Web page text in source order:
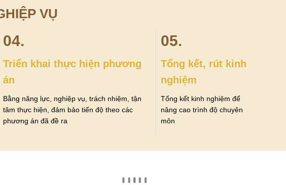
VỤ
04.
Triển khai thực hiện phương
án
Bằng năng lực, nghiệp vụ, trách nhiệm, tận
tâm thực hiện, đảm bảo tiến độ theo các
phương án đã đề ra
05.
Tổng kết, rút kinh
nghiệm
Tổng kết kinh nghiệm để
nâng cao trình độ chuyên
môn